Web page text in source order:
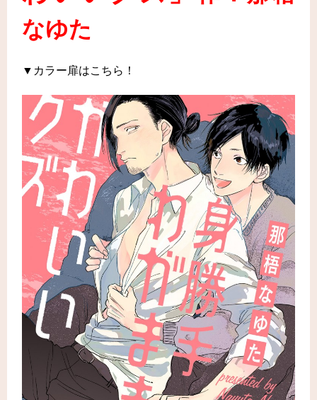
なゆた
▼カラー扉はこちら！